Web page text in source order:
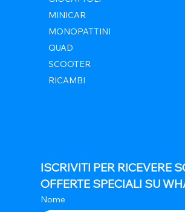
MINICAR
MONOPATTINI
QUAD
SCOOTER
RICAMBI
ISCRIVITI PER RICEVERE
OFFERTE SPECIALI SU
Nome